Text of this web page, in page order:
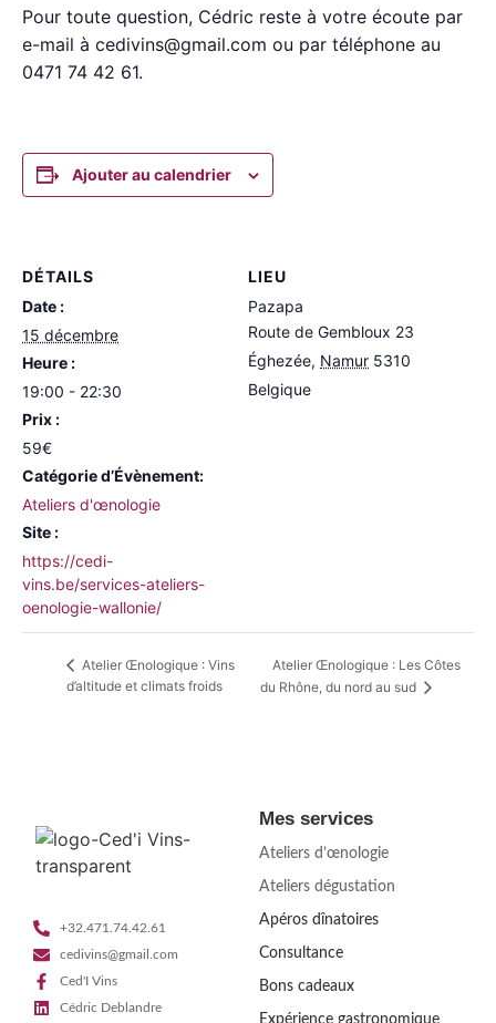
Pour toute question, Cédric reste à votre écoute par
e-mail à cedivins@gmail.com ou par téléphone au
0471 74 42 61.
Ajouter au calendrier
DÉTAILS
Date :
15 décembre
Heure :
19:00 - 22:30
Prix :
59€
Catégorie d’Évènement:
Ateliers d'œnologie
Site :
https://cedi-
vins.be/services-ateliers-
oenologie-wallonie/
LIEU
Pazapa
Route de Gembloux 23
Éghezée, Namur 5310
Belgique
Atelier Œnologique : Vins
d’altitude et climats froids
Atelier Œnologique : Les Côtes
du Rhône, du nord au sud
+32.471.74.42.61
cedivins@gmail.com
Ced'I Vins
Cédric Deblandre
Mes services
Ateliers d’œnologie
Ateliers dégustation
Apéros dînatoires
Consultance
Bons cadeaux
Expérience gastronomique